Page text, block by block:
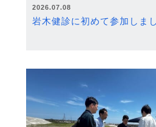
2026.07.08
岩木健診に初めて参加しま